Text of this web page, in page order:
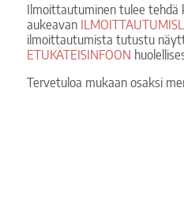
Ilmoittautuminen tulee tehdä
aukeavan
ilmoittautumista tutustu
ETUKÄTEISINFOON
Tervetuloa mukaan osaksi